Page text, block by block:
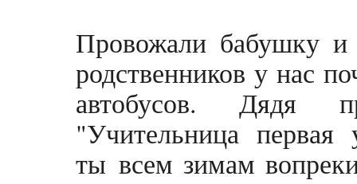
Провожали бабушку и
родственников у нас
автобусов. Дядя
"Учительница
ты всем зимам